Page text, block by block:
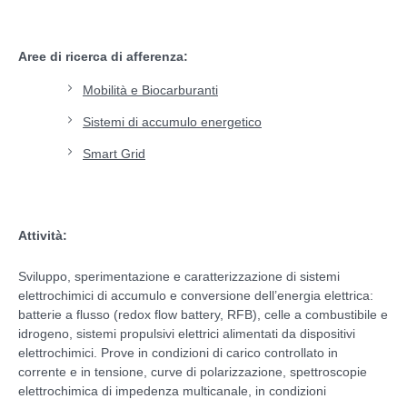
Aree di ricerca di afferenza:
Mobilità e Biocarburanti
Sistemi di accumulo energetico
Smart Grid
Attività:
Sviluppo, sperimentazione e caratterizzazione di sistemi
elettrochimici di accumulo e conversione dell’energia elettrica:
batterie a flusso (redox flow battery, RFB), celle a combustibile e
idrogeno, sistemi propulsivi elettrici alimentati da dispositivi
elettrochimici. Prove in condizioni di carico controllato in
corrente e in tensione, curve di polarizzazione, spettroscopie
elettrochimica di impedenza multicanale, in condizioni